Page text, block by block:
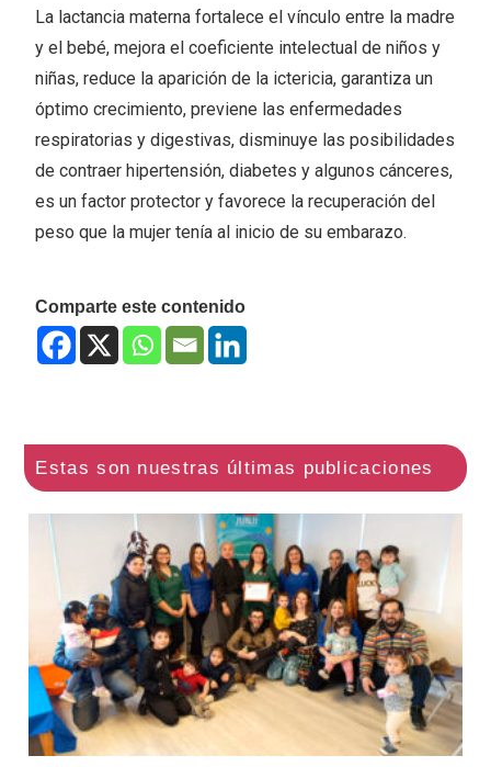
La lactancia materna fortalece el vínculo entre la madre
y el bebé, mejora el coeficiente intelectual de niños y
niñas, reduce la aparición de la ictericia, garantiza un
óptimo crecimiento, previene las enfermedades
respiratorias y digestivas, disminuye las posibilidades
de contraer hipertensión, diabetes y algunos cánceres,
es un factor protector y favorece la recuperación del
peso que la mujer tenía al inicio de su embarazo.
Comparte este contenido